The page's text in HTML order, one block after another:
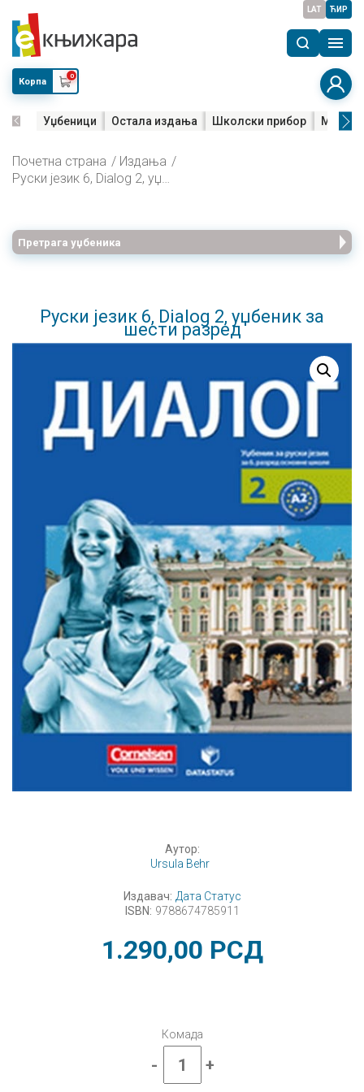
LAT ЋИР
Корпа
0
Уџбеници Остала издања Школски прибор Мала
Почетна страна
Издања
Руски језик 6, Dialog 2, уџбеник за шести разред
Претрага уџбеника
Руски језик 6, Dialog 2, уџбеник за
шести разред
Аутор:
Ursula Behr
Издавач: Дата Статус
ISBN: 9788674785911
1.290,00 РСД
Комада
-
Руски
језик
+